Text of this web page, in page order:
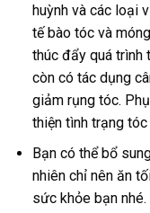
huỳnh và các loại
tế bào tóc và
thúc đẩy quá trình
còn có tác dụng
giảm rụng tóc.
thiện tình trạng tóc
Bạn có thể bổ
nhiên chỉ nên ăn
sức khỏe bạn nhé.